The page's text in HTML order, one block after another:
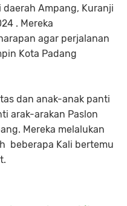
Ampang, Kuranji
. Mereka
agar perjalanan
Kota Padang
dan anak-anak panti
arak-arakan Paslon
Mereka melalukan
beberapa Kali bertemu